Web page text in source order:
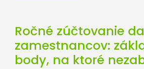
Ročné zúčtovanie
zamestnancov:
body, na ktoré